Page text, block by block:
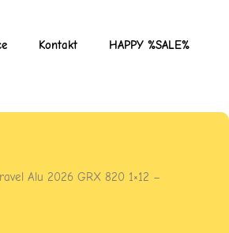
Kontakt HAPPY %SALE%
Alu 2026 GRX 820 1×12 –